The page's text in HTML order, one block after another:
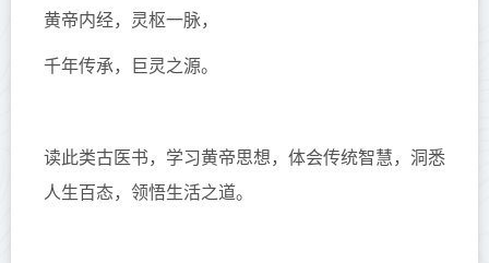
黄帝内经，灵枢一脉，
千年传承，巨灵之源。
读此类古医书，学习黄帝思想，体会传统智慧，洞悉
人生百态，领悟生活之道。